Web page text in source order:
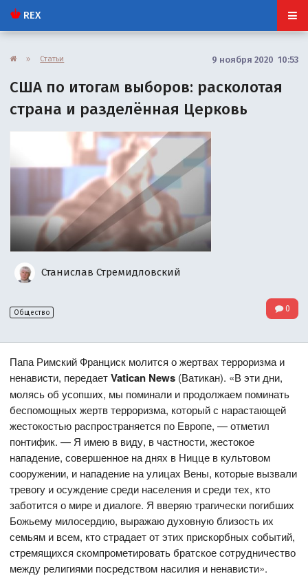
REX
» Статьи 9 ноября 2020 10:53
США по итогам выборов: расколотая
страна и разделённая Церковь
Станислав Стремидловский
Общество 0
Папа Римский Франциск молится о жертвах терроризма и
ненависти, передаетVatican News (Ватикан). «В эти дни,
молясь об усопших, мы поминали и продолжаем поминать
беспомощных жертв терроризма, который с нарастающей
жестокостью распространяется по Европе, — отметил
понтифик. — Я имею в виду, в частности, жестокое
нападение, совершенное на днях в Ницце в культовом
сооружении, и нападение на улицах Вены, которые вызвали
тревогу и осуждение среди населения и среди тех, кто
заботится о мире и диалоге. Я вверяю трагически погибших
Божьему милосердию, выражаю духовную близость их
семьям и всем, кто страдает от этих прискорбных событий,
стремящихся скомпрометировать братское сотрудничество
между религиями посредством насилия и ненависти».